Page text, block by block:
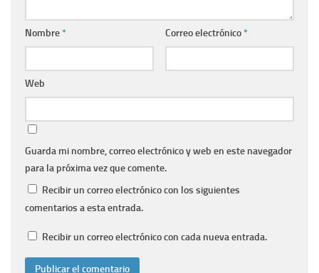
Nombre* Correo electrónico*
Web
Guarda mi nombre, correo electrónico y web en este navegador
para la próxima vez que comente.
Recibir un correo electrónico con los siguientes
comentarios a esta entrada.
Recibir un correo electrónico con cada nueva entrada.